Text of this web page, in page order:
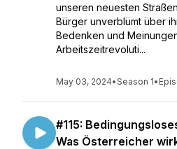
unseren neuesten
Bürger unverblümt über
Bedenken und
Arbeitszeitrevoluti...
May 03, 2024•Season 1•
#115:
Was Österreicher